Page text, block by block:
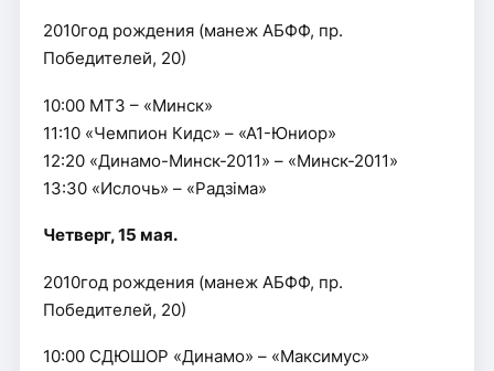
2010год рождения (манеж АБФФ, пр.
Победителей, 20)
10:00 МТЗ – «Минск»
11:10 «Чемпион Кидс» – «А1-Юниор»
12:20 «Динамо-Минск-2011» – «Минск-2011»
13:30 «Ислочь» – «Радзiма»
Четверг, 15 мая.
2010год рождения (манеж АБФФ, пр.
Победителей, 20)
10:00 СДЮШОР «Динамо» – «Максимус»